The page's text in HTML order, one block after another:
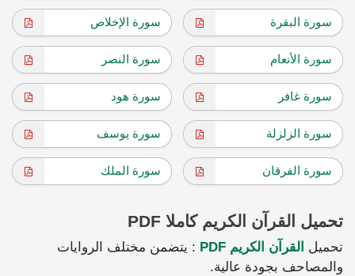
سورة البقرة سورة الإخلاص
سورة الأنعام سورة النصر
سورة غافر سورة هود
سورة الزلزلة سورة يوسف
سورة الفرقان سورة الملك
تحميل القرآن الكريم كاملا PDF
تحميل القرآن الكريم PDF
: يتضمن مختلف الروايات
والمصاحف بجودة عالية.